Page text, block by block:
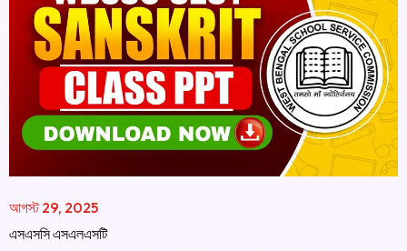
আগস্ট 29, 2025
এসএসসি এসএলএসটি